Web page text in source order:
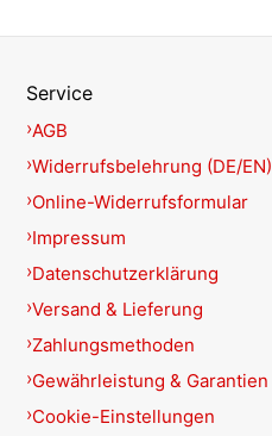
Service
AGB
Widerrufsbelehrung (DE/EN)
Online-Widerrufsformular
Impressum
Datenschutzerklärung
Versand & Lieferung
Zahlungsmethoden
Gewährleistung & Garantien
Cookie-Einstellungen